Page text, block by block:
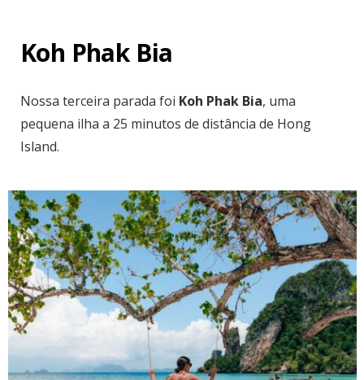
Koh Phak Bia
Nossa terceira parada foi Koh Phak Bia, uma
pequena ilha a 25 minutos de distância de Hong
Island.